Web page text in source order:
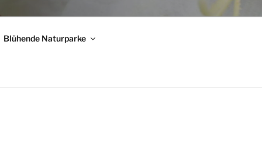
Blühende Naturparke